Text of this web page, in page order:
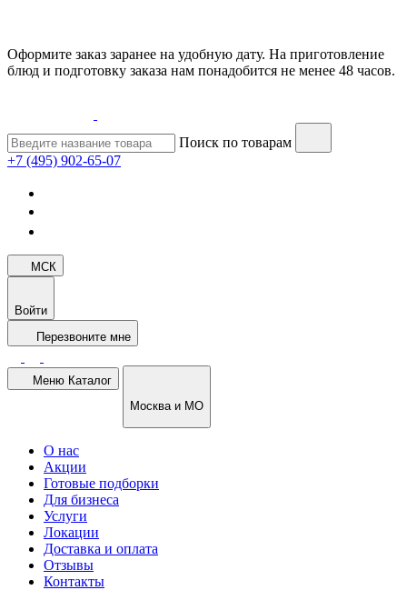
Оформите заказ заранее на удобную дату. На приготовление
блюд и подготовку заказа нам понадобится не менее 48 часов.
Поиск по товарам
+7 (495) 902-65-07
МСК
Войти
Перезвоните мне
Меню Каталог
Москва и МО
О нас
Акции
Готовые подборки
Для бизнеса
Услуги
Локации
Доставка и оплата
Отзывы
Контакты